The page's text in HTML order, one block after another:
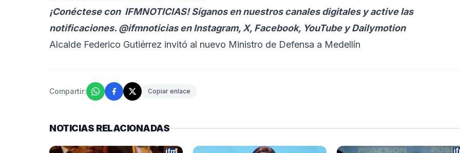
¡Conéctese con IFMNOTICIAS! Síganos en nuestros canales digitales y active las
notificaciones. @ifmnoticias en Instagram, X, Facebook, YouTube y Dailymotion
Alcalde Federico Gutiérrez invitó al nuevo Ministro de Defensa a Medellín
Compartir: Copiar enlace
NOTICIAS RELACIONADAS